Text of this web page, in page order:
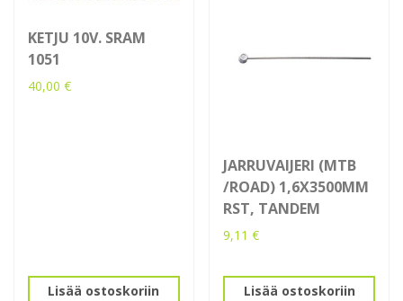
KETJU 10V. SRAM
1051
40,00 €
Lisää ostoskoriin
JARRUVAIJERI (MTB
/ROAD) 1,6X3500MM
RST, TANDEM
9,11€
Lisää ostoskoriin